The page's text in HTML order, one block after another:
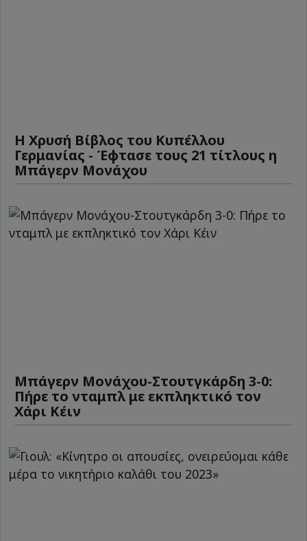
Η Χρυσή Βίβλος του Κυπέλλου
Γερμανίας - Έφτασε τους 21 τίτλους η
Μπάγερν Μονάχου
Μπάγερν Μονάχου-Στουτγκάρδη 3-0:
Πήρε το νταμπλ με εκπληκτικό τον
Χάρι Κέιν